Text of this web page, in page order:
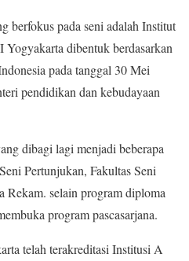
berfokus pada seni adalah Institut
dibentuk berdasarkan
pada tanggal 30 Mei
pendidikan dan kebudayaan
dibagi lagi menjadi beberapa
Pertunjukan, Fakultas Seni
Rekam. selain program diploma
program pascasarjana.
telah terakreditasi Institusi A